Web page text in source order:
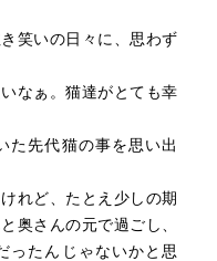
笑いの日々に、思わず
なぁ。猫達がとても幸
た先代猫の事を思い出
れど、たとえ少しの期
奥さんの元で過ごし、
ったんじゃないかと思